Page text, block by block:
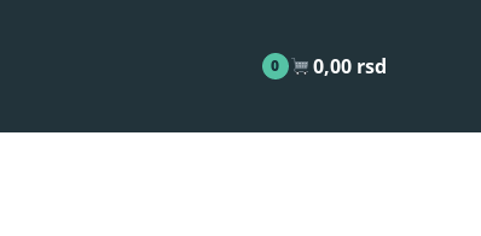
0 0,00 rsd